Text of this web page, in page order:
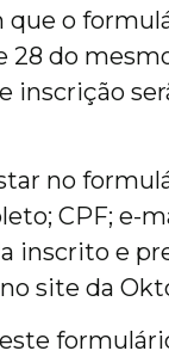
o
do
inscrição
no
CPF; e-
inscrito e
site da